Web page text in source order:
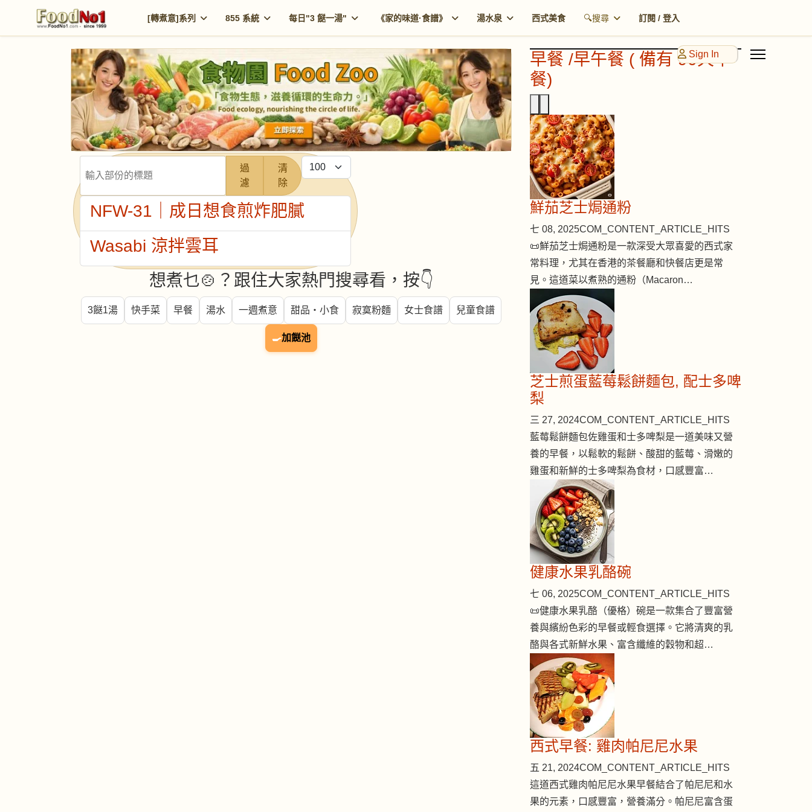
[轉煮意]系列 855 系統 每日"3 餸一湯" 《家的味道·食譜》 湯水泉 西式美食 🔍搜尋 訂閱 / 登入
Sign In
過
濾
清
除
每頁顯示條數
NFW-31｜成日想食煎炸肥膩
Wasabi 涼拌雲耳
想煮乜🍲？跟住大家熱門搜尋看，按👇
3餸1湯 快手菜 早餐 湯水 一週煮意 甜品・小食 寂寞粉麵 女士食譜 兒童食譜
🍳加餸池
早餐 /早午餐 ( 備有 90天早
餐)
鮮茄芝士焗通粉
七 08, 2025COM_CONTENT_ARTICLE_HITS
📜鮮茄芝士焗通粉是一款深受大眾喜愛的西式家
常料理，尤其在香港的茶餐廳和快餐店更是常
見。這道菜以煮熟的通粉（Macaron…
芝士煎蛋藍莓鬆餅麵包, 配士多啤
梨
三 27, 2024COM_CONTENT_ARTICLE_HITS
藍莓鬆餅麵包佐雞蛋和士多啤梨是一道美味又營
養的早餐，以鬆軟的鬆餅、酸甜的藍莓、滑嫩的
雞蛋和新鮮的士多啤梨為食材，口感豐富…
健康水果乳酪碗
七 06, 2025COM_CONTENT_ARTICLE_HITS
📜健康水果乳酪（優格）碗是一款集合了豐富營
養與繽紛色彩的早餐或輕食選擇。它將清爽的乳
酪與各式新鮮水果、富含纖維的穀物和超…
西式早餐: 雞肉帕尼尼水果
五 21, 2024COM_CONTENT_ARTICLE_HITS
這道西式雞肉帕尼尼水果早餐結合了帕尼尼和水
果的元素，口感豐富，營養滿分。帕尼尼富含蛋